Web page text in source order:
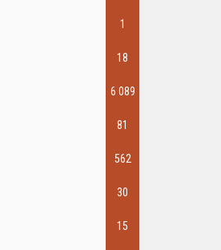
1
18
6 089
81
562
30
15